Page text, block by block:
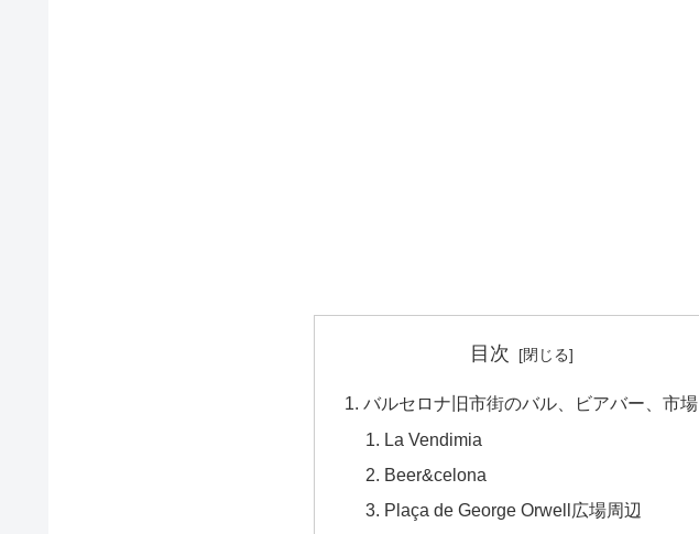
目次
バルセロナ旧市街のバル、ビアバー、市場
La Vendimia
Beer&celona
Plaça de George Orwell広場周辺